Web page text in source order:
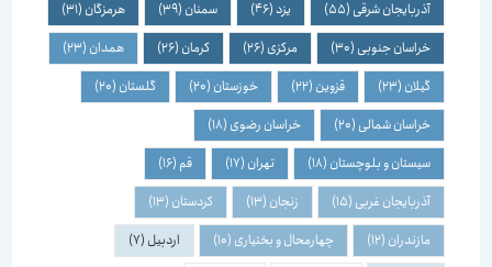
آذربایجان شرقی(55)
(46) سمنان(39) هرمزگان(31)
خراسان جنوبی(30) مرکزی(26) کرمان(26) همدان(23)
گیلان(23) قزوین(22) خوزستان(20) گلستان(20)
خراسان شمالی(20) خراسان رضوی(18)
سیستان و بلوچستان(18) تهران(17)
(16)
آذربایجان غربی(15) زنجان(13) کردستان(13)
مازندران(12) چهارمحال و بختیاری(10) اردبیل(7)